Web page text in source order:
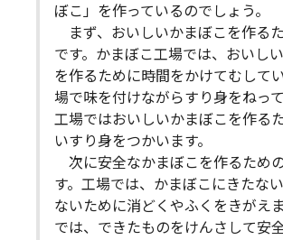
ぼこ」を作っているのでしょう。
まず、おいしいかまぼこを作る
です。かまぼこ工場では、おいし
を作るために時間をかけてむして
場で味を付けながらすり身をねって
工場ではおいしいかまぼこを作る
いすり身をつかいます。
次に安全なかまぼこを作るため
す。工場では、かまぼこにきたな
ないために消どくやふくをきがえ
では、できたものをけんさして安